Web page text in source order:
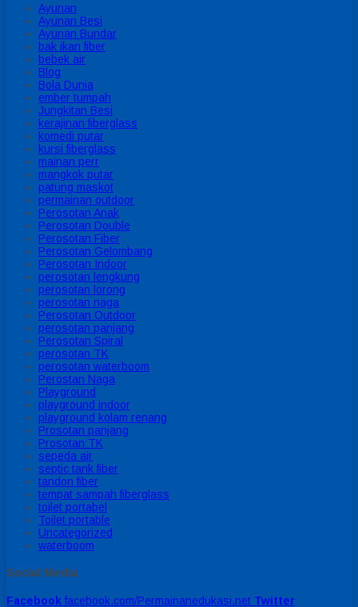
Ayunan
Ayunan Besi
Ayunan Bundar
bak ikan fiber
bebek air
Blog
Bola Dunia
ember tumpah
Jungkitan Besi
kerajinan fiberglass
komedi putar
kursi fiberglass
mainan perr
mangkok putar
patung maskot
permainan outdoor
Perosotan Anak
Perosotan Double
Perosotan Fiber
Perosotan Gelombang
Perosotan Indoor
perosotan lengkung
perosotan lorong
perosotan naga
Perosotan Outdoor
perosotan panjang
Perosotan Spiral
perosotan TK
perosotan waterboom
Perostan Naga
Playground
playground indoor
playground kolam renang
Prosotan panjang
Prosotan TK
sepeda air
septic tank fiber
tandon fiber
tempat sampah fiberglass
toilet portabel
Toilet portable
Uncategorized
waterboom
Social Media
Facebook facebook.com/Permainanedukasi.net Twitter